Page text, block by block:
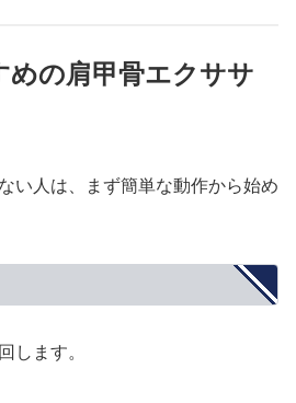
めの肩甲骨エクササ
い人は、まず簡単な動作から始め
します。